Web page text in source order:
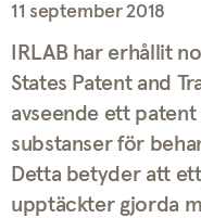
11 september 2018
IRLAB har erhållit
States Patent and
avseende ett
substanser för
Detta betyder att
upptäckter gjorda